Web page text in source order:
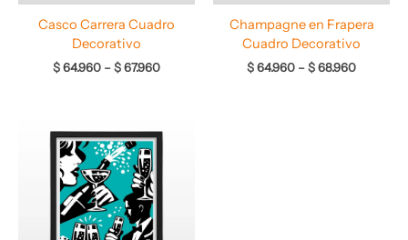
Casco Carrera Cuadro
Decorativo
$64.960 –$67.960
Champagne en Frapera
Cuadro Decorativo
$64.960 –$68.960
de